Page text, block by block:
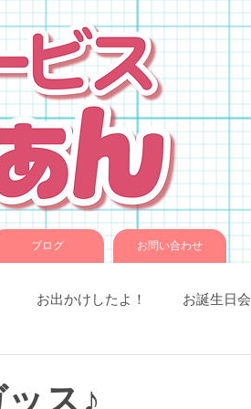
ブログ お問い合わせ
お出かけしたよ！ お誕生日会
ス♪